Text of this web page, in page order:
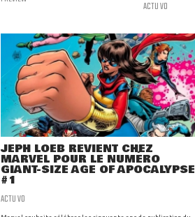
ACTU VO
JEPH LOEB REVIENT CHEZ
MARVEL POUR LE NUMÉRO
GIANT-SIZE AGE OF APOCALYPSE
#1
ACTU VO